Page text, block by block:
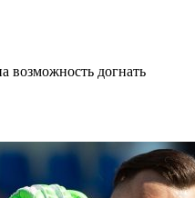
возможность догнать